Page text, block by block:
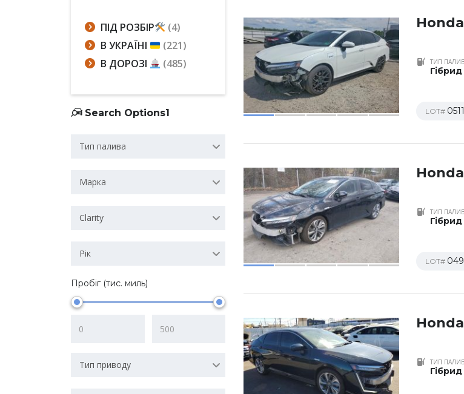
ПІД РОЗБІР
(4)
В УКРАЇНІ
(221)
В ДОРОЗІ
(485)
Search Options1
Тип палива
Марка
Clarity
Рік
Пробіг (тис. миль)
Тип приводу
ТИП
Гібрид
LOT#
ТИП
Гібрид
LOT#
ТИП
Гібрид